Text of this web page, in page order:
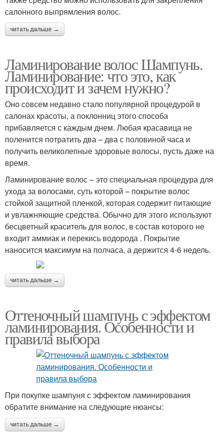
салонного выпрямления волос.
читать дальше →
Ламинирование волос Шампунь.
Ламинирование: что это, как
происходит и зачем нужно?
Оно совсем недавно стало популярной процедурой в
салонах красоты, а поклонниц этого способа
прибавляется с каждым днем. Любая красавица не
поленится потратить два – два с половиной часа и
получить великолепные здоровые волосы, пусть даже на
время.
Ламинирование волос – это специальная процедура для
ухода за волосами, суть которой – покрытие волос
стойкой защитной пленкой, которая содержит питающие
и увлажняющие средства. Обычно для этого используют
бесцветный краситель для волос, в состав которого не
входит аммиак и перекись водорода . Покрытие
наносится максимум на полчаса, а держится 4-6 недель.
читать дальше →
Оттеночный шампунь с эффектом
ламинирования. Особенности и
правила выбора
При покупке шампуня с эффектом ламинирования
обратите внимание на следующие нюансы:
читать дальше →